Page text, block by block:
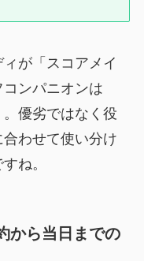
が「スコアメイ
ンパニオンは
。優劣ではなく役
わせて使い分け
ね。
から当日までの